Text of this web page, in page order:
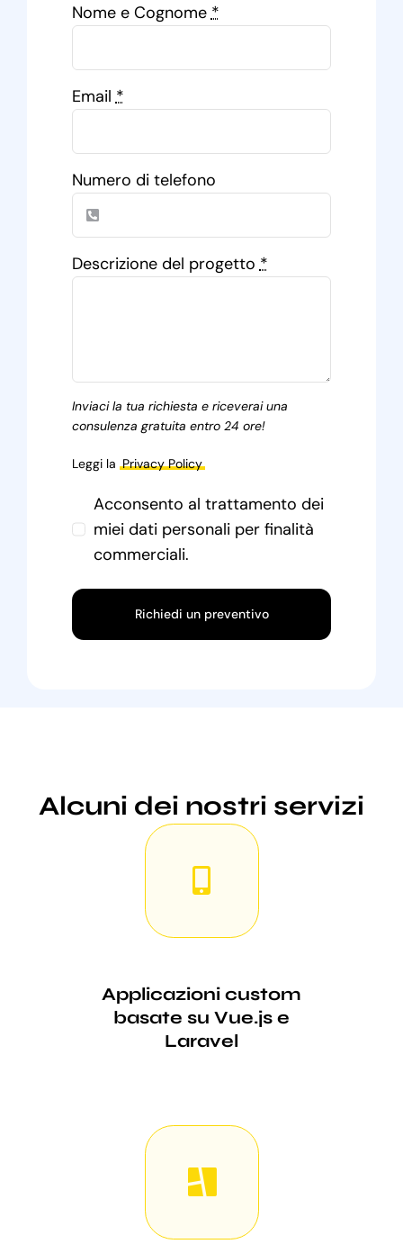
Nome e Cognome*
Email*
Numero di telefono
Descrizione del progetto*
Inviaci la tua richiesta e riceverai una
consulenza gratuita entro 24 ore!
Leggi la Privacy Policy
Acconsento al trattamento dei
miei dati personali per finalità
commerciali.
Richiedi un preventivo
Alcuni dei nostri servizi
Applicazioni custom
basate su Vue.js e
Laravel